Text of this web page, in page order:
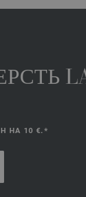
НА 10 €.*